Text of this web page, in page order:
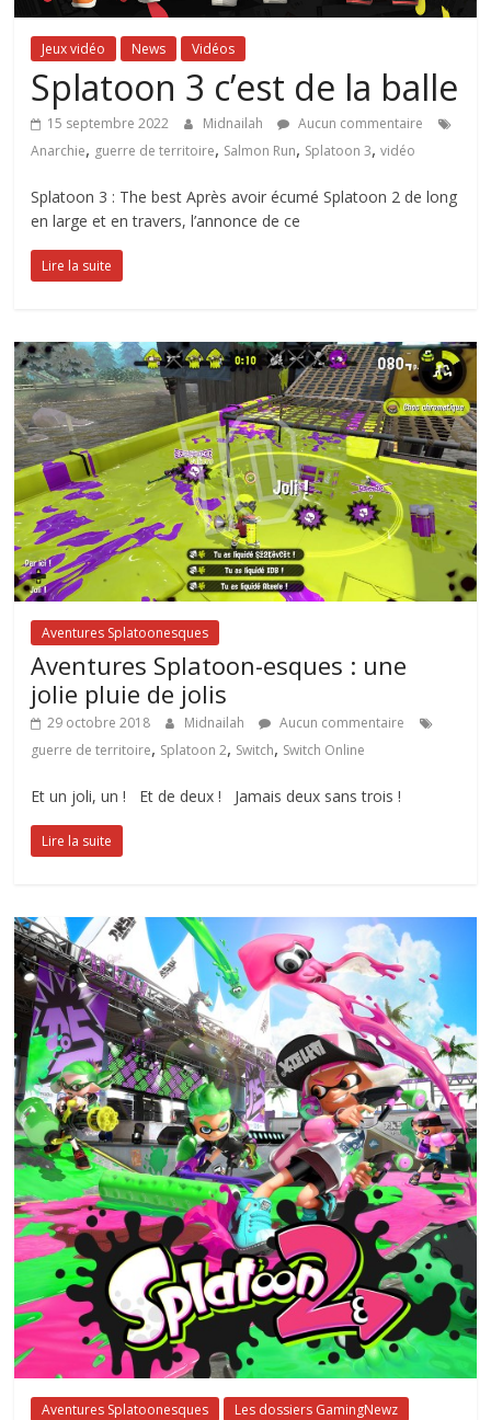
Jeux vidéo News Vidéos
Splatoon 3 c’est de la balle
15 septembre 2022 Midnailah
Aucun commentaire
Anarchie, guerre de territoire, Salmon Run, Splatoon 3,vidéo
Splatoon 3 : The best Après avoir écumé Splatoon 2 de long
en large et en travers, l’annonce de ce
Lire la suite
Aventures Splatoonesques
Aventures Splatoon-esques : une
jolie pluie de jolis
29 octobre 2018 Midnailah
Aucun commentaire
guerre de territoire, Splatoon 2, Switch, Switch Online
Et un joli, un ! Et de deux ! Jamais deux sans trois !
Lire la suite
Aventures Splatoonesques Les dossiers GamingNewz